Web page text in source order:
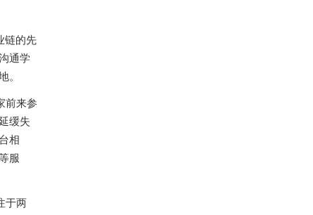
链的先
通学
。
前来参
缓失
相
服
于两